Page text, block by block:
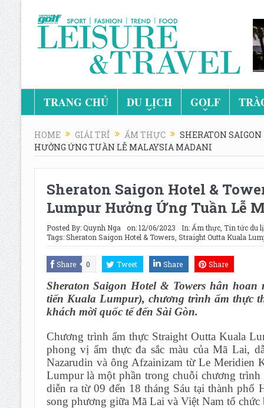
TRANG CHỦ DU LỊCH GOLF
HOME GIẢI TRÍ ẨM THỰC
SHERATON
HƯỞNG ỨNG TUẦN LỄ MALAYSIA MADANI
Sheraton Saigon Hotel &
Lumpur Hưởng Ứng Tuần Lễ
Posted By:Quynh Nga on:12/06/2023 In: Ẩm thực, Tin tức du
Tags:Sheraton Saigon Hotel & Towers Straight Outta Kuala
Share 0 Tweet Share Share
Sheraton Saigon Hotel & Towers hân
tiến Kuala Lumpur), chương trình ẩm thực
khách mời quốc tế đến Sài Gòn.
Chương trình ẩm thực Straight Outta Kuala
phong vị ẩm thực đa sắc màu của Mã Lai,
Nazarudin và ông Afzainizam từ Le Meridien
Lumpur là một phần trong chuỗi chương
diễn ra từ 09 đến 18 tháng Sáu tại thành
song phương giữa Mã Lai và Việt Nam tổ